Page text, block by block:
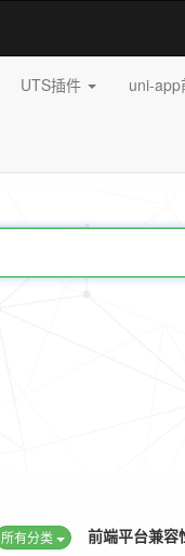
UTS插件 uni-
前端平台兼容
所有分类